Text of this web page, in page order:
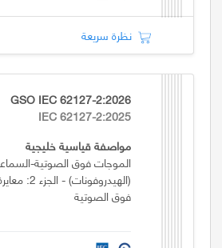
نظرة سريعة
GSO IEC 62127-2:2026
IEC 62127-2:2025
مواصفة قياسية خليجية
الموجات فوق الصوتية-
فوق الصوتية